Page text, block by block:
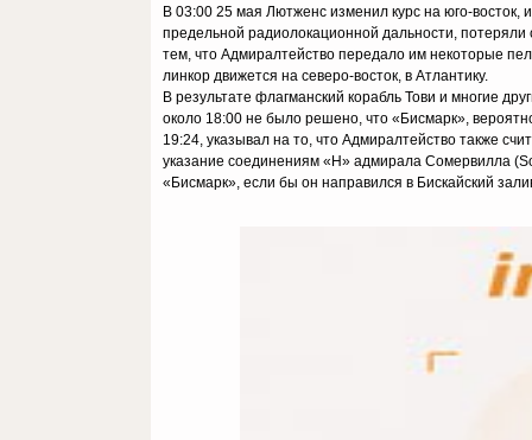
В 03:00 25 мая Лютженс изменил курс на юго-
предельной радиолокационной дальности,
тем, что Адмиралтейство передало им некоторые
линкор движется на северо-восток, в Атлантику.
В результате флагманский корабль Тови и многие
около 18:00 не было решено, что «Бисмарк»,
19:24, указывал на то, что Адмиралтейство также
указание соединениям «H» адмирала Сомервилла
«Бисмарк», если бы он направился в Бискайский